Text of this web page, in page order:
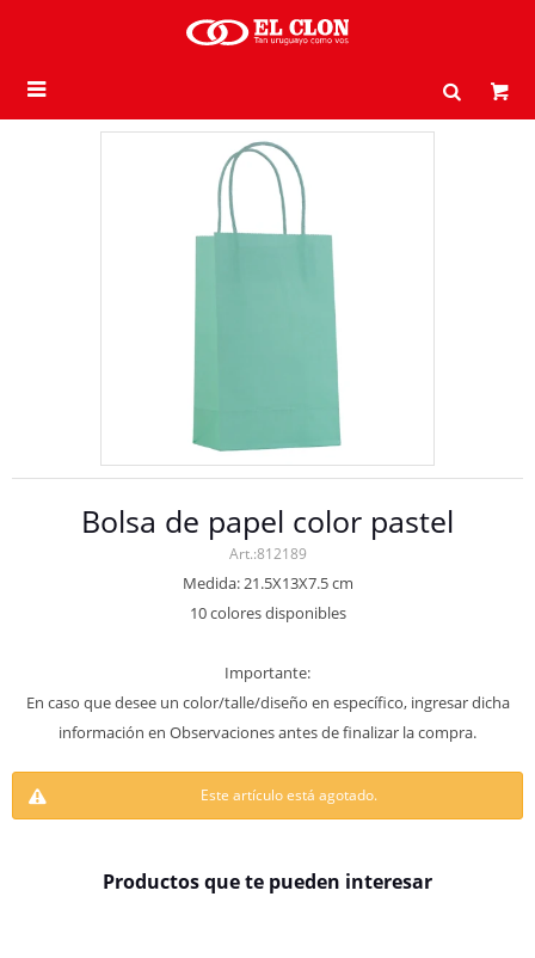

Bolsa de papel color pastel
812189
Medida: 21.5X13X7.5 cm
10 colores disponibles
Importante:
En caso que desee un color/talle/diseño en específico, ingresar dicha
información en Observaciones antes de finalizar la compra.
Este artículo está agotado.
Productos que te pueden interesar